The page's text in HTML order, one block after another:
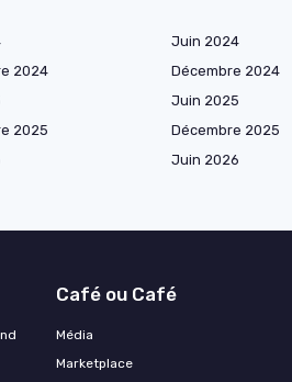
Juin 2024
2024
Décembre 2024
Juin 2025
2025
Décembre 2025
Juin 2026
Café ou Café
Média
Marketplace